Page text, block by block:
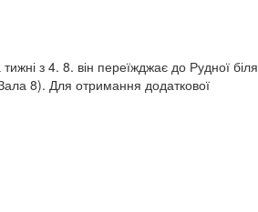
з 4. 8. він переїжджає до Рудної біля
8). Для отримання додаткової